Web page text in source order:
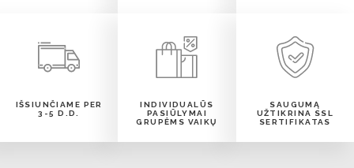
IŠSIUNČIAME PER
3-5 D.D.
INDIVIDUALŪS
PASIŪLYMAI
GRUPĖMS VAIKŲ
SAUGUMĄ
UŽTIKRINA SSL
SERTIFIKATAS